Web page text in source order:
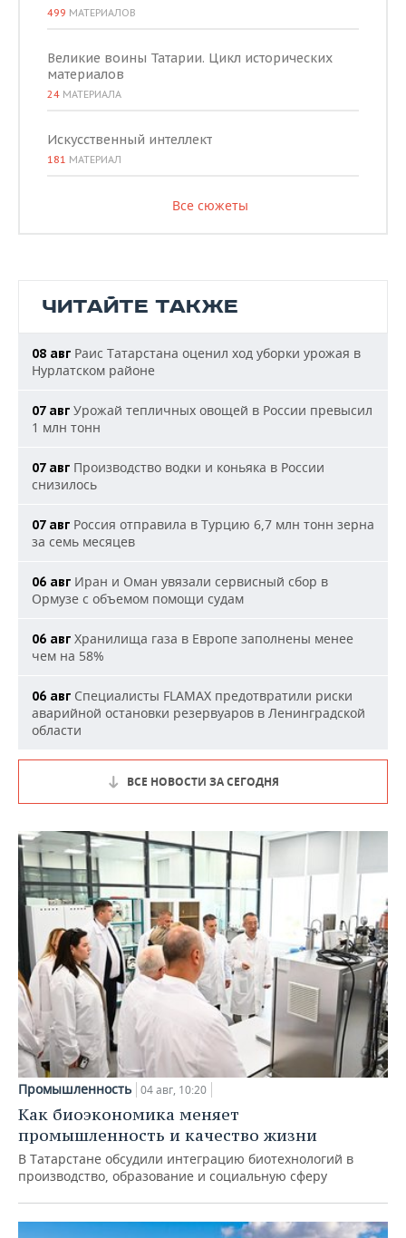
499 МАТЕРИАЛОВ
Великие воины Татарии. Цикл исторических
материалов
24 МАТЕРИАЛА
Искусственный интеллект
181 МАТЕРИАЛ
Все сюжеты
ЧИТАЙТЕ ТАКЖЕ
08 авг Раис Татарстана оценил ход уборки урожая в
Нурлатском районе
07 авг Урожай тепличных овощей в России превысил
1 млн тонн
07 авг Производство водки и коньяка в России
снизилось
07 авг Россия отправила в Турцию 6,7 млн тонн зерна
за семь месяцев
06 авг Иран и Оман увязали сервисный сбор в
Ормузе с объемом помощи судам
06 авг Хранилища газа в Европе заполнены менее
чем на 58%
06 авг Специалисты FLAMAX предотвратили риски
аварийной остановки резервуаров в Ленинградской
области
ВСЕ НОВОСТИ ЗА СЕГОДНЯ
Промышленность 04 авг, 10:20
Как биоэкономика меняет
промышленность и качество жизни
В Татарстане обсудили интеграцию биотехнологий в
производство, образование и социальную сферу